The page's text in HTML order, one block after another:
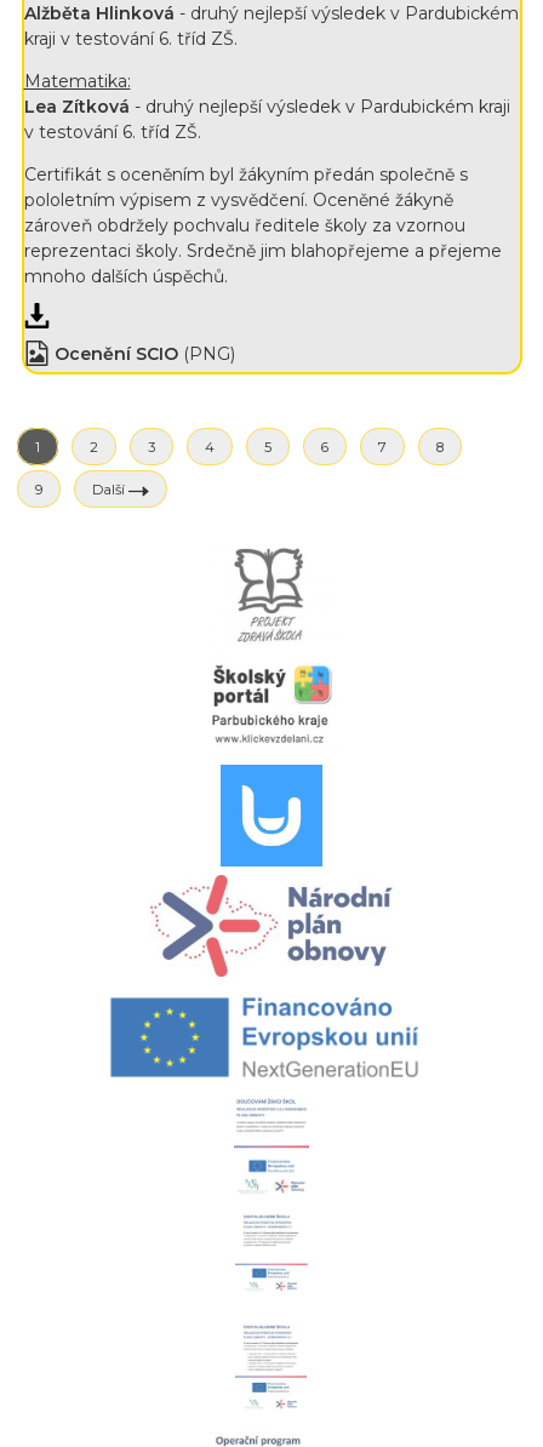
Alžběta Hlinková - druhý nejlepší výsledek v Pardubickém
kraji v testování 6. tříd ZŠ.
Matematika:
Lea Zítková - druhý nejlepší výsledek v Pardubickém kraji
v testování 6. tříd ZŠ.
Certifikát s oceněním byl žákyním předán společně s
pololetním výpisem z vysvědčení. Oceněné žákyně
zároveň obdržely pochvalu ředitele školy za vzornou
reprezentaci školy. Srdečně jim blahopřejeme a přejeme
mnoho dalších úspěchů.
Ocenění SCIO (PNG)
1 2 3 4 5 6 7 8
9 Další